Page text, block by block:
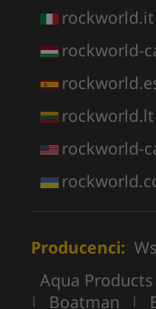
rockworld.it
rockworld-
rockworld.lt
rockworld-
Producenci:
Aqua Products
| Boatman |